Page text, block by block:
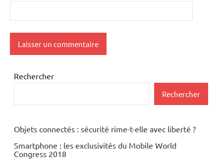
Rechercher
Rechercher
Objets connectés : sécurité rime-t-elle avec liberté ?
Smartphone : les exclusivités du Mobile World
Congress 2018